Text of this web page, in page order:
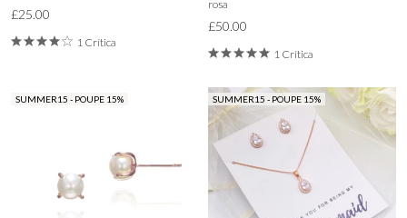
£25.00
1 Crítica
rosa
£50.00
1 Crítica
SUMMER15 - POUPE 15% SUMMER15 - POUPE 15%